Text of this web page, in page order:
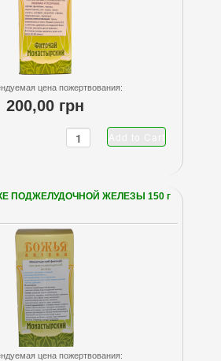
цена пожертвования:
200,00 грн
ПОДЖЕЛУДОЧНОЙ ЖЕЛЕЗЫ 150 г
цена пожертвования: